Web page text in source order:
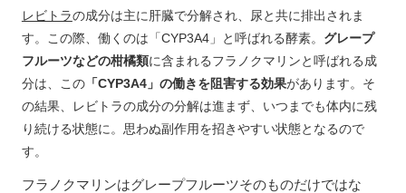
レビトラの成分は主に肝臓で分解され、尿と共に排出されま
す。この際、働くのは「CYP3A4」と呼ばれる酵素。 グレープ
フルーツなどの柑橘類に含まれるフラノクマリンと呼ばれる成
分は、この「CYP3A4」の働きを阻害する効果があります。そ
の結果、レビトラの成分の分解は進まず、いつまでも体内に残
り続ける状態に。思わぬ副作用を招きやすい状態となるので
す。
フラノクマリンはグレープフルーツそのものだけではな